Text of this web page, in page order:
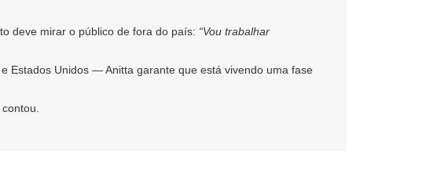
deve mirar o público de fora do país: “Vou trabalhar
Estados Unidos — Anitta garante que está vivendo uma fase
contou.